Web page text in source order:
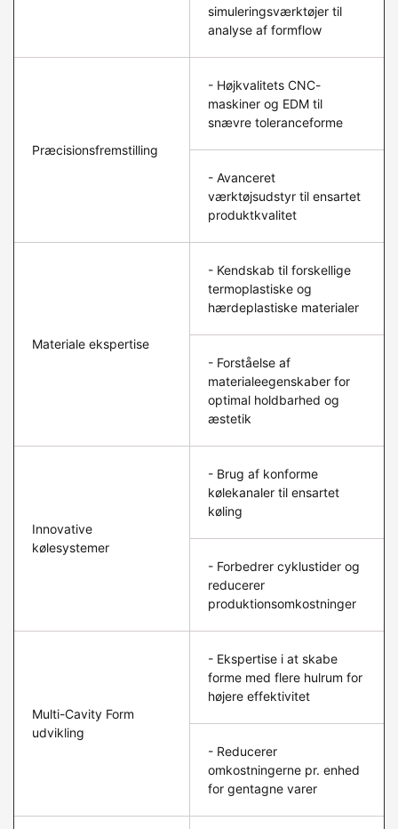
simuleringsværktøjer til
analyse af formflow
Præcisionsfremstilling
- Højkvalitets CNC-
maskiner og EDM til
snævre toleranceforme
- Avanceret
værktøjsudstyr til ensartet
produktkvalitet
Materiale ekspertise
- Kendskab til forskellige
termoplastiske og
hærdeplastiske materialer
- Forståelse af
materialeegenskaber for
optimal holdbarhed og
æstetik
Innovative
kølesystemer
- Brug af konforme
kølekanaler til ensartet
køling
- Forbedrer cyklustider og
reducerer
produktionsomkostninger
Multi-Cavity Form
udvikling
- Ekspertise i at skabe
forme med flere hulrum for
højere effektivitet
- Reducerer
omkostningerne pr. enhed
for gentagne varer